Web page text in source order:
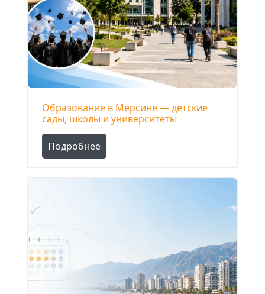
Образование в Мерсине — детские
сады, школы и университеты
Подробнее